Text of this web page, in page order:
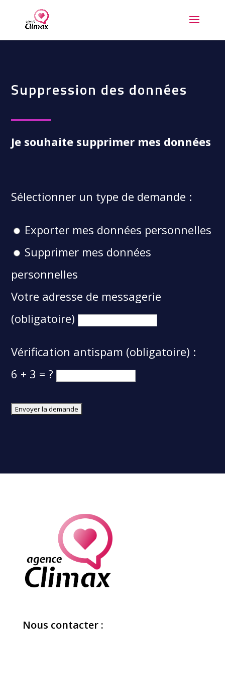
Suppression des données
Je souhaite supprimer mes données
Sélectionner un type de demande :
Exporter mes données personnelles
Supprimer mes données
personnelles
Votre adresse de messagerie
(obligatoire)
Vérification antispam (obligatoire) :
6 + 3 = ?
Nous contacter :